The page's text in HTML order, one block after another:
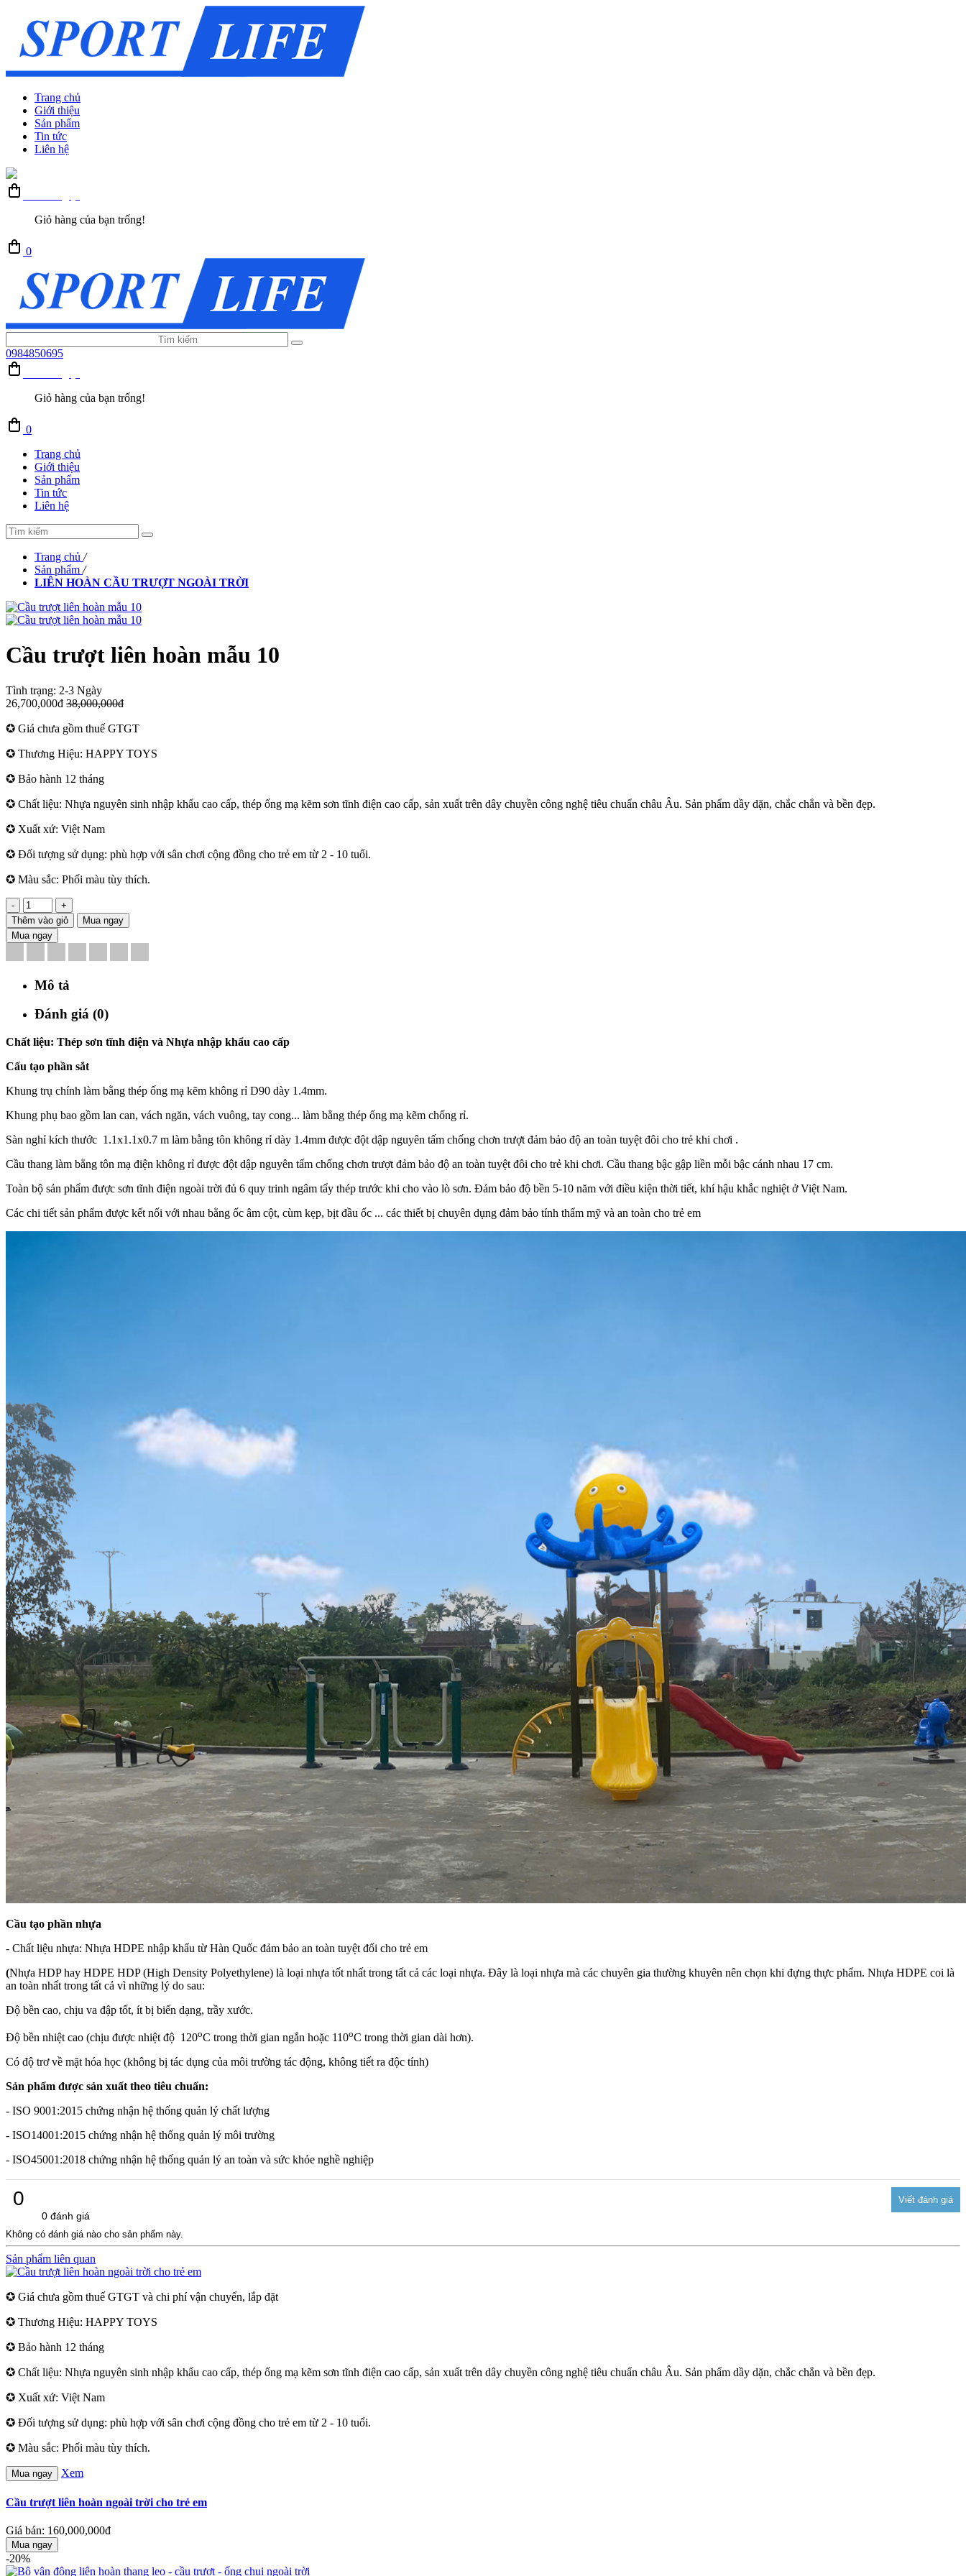
Trang chủ
Giới thiệu
Sản phẩm
Tin tức
Liên hệ
Giỏ hàng của bạn trống!
0
0984850695
Giỏ hàng của bạn trống!
0
Trang chủ
Giới thiệu
Sản phẩm
Tin tức
Liên hệ
Trang chủ /
Sản phẩm /
LIÊN HOÀN CẦU TRƯỢT NGOÀI TRỜI
Cầu trượt liên hoàn mẫu 10
Tình trạng: 2-3 Ngày
26,700,000đ 38,000,000đ
✪ Giá chưa gồm thuế GTGT
✪ Thương Hiệu: HAPPY TOYS
✪ Bảo hành 12 tháng
✪ Chất liệu: Nhựa nguyên sinh nhập khẩu cao cấp, thép ống mạ kẽm sơn tĩnh điện cao cấp, sản xuất trên dây chuyền công nghệ tiêu chuẩn châu Âu. Sản phẩm dầy dặn, chắc chắn và bền đẹp.
✪ Xuất xứ: Việt Nam
✪ Đối tượng sử dụng: phù hợp với sân chơi cộng đồng cho trẻ em từ 2 - 10 tuổi.
✪ Màu sắc: Phối màu tùy thích.
-
+
Thêm vào giỏ
Mua ngay
Mua ngay
Mô tả
Đánh giá (0)
Chất liệu: Thép sơn tĩnh điện và Nhựa nhập khẩu cao cấp
Cấu tạo phần sắt
Khung trụ chính làm bằng thép ống mạ kẽm không rỉ D90 dày 1.4mm.
Khung phụ bao gồm lan can, vách ngăn, vách vuông, tay cong... làm bằng thép ống mạ kẽm chống rỉ.
Sàn nghỉ kích thước 1.1x1.1x0.7 m làm bằng tôn không rỉ dày 1.4mm được đột dập nguyên tấm chống chơn trượt đảm bảo độ an toàn tuyệt đôi cho trẻ khi chơi .
Cầu thang làm bằng tôn mạ điện không rỉ được đột dập nguyên tấm chống chơn trượt đảm bảo độ an toàn tuyệt đôi cho trẻ khi chơi. Cầu thang bậc gập liền mỗi bậc cánh nhau 17 cm.
Toàn bộ sản phẩm được sơn tĩnh điện ngoài trời đủ 6 quy trinh ngâm tẩy thép trước khi cho vào lò sơn. Đảm bảo độ bền 5-10 năm với điều kiện thời tiết, khí hậu khắc nghiệt ở Việt Nam.
Các chi tiết sản phẩm được kết nối với nhau bằng ốc âm cột, cùm kẹp, bịt đầu ốc ... các thiết bị chuyên dụng đảm bảo tính thẩm mỹ và an toàn cho trẻ em
Cầu tạo phần nhựa
- Chất liệu nhựa: Nhựa HDPE nhập khẩu từ Hàn Quốc đảm bảo an toàn tuyệt đối cho trẻ em
(Nhựa HDP hay HDPE HDP (High Density Polyethylene) là loại nhựa tốt nhất trong tất cả các loại nhựa. Đây là loại nhựa mà các chuyên gia thường khuyên nên chọn khi đựng thực phẩm. Nhựa HDPE coi là
an toàn nhất trong tất cả vì những lý do sau:
Độ bền cao, chịu va đập tốt, ít bị biến dạng, trầy xước.
Độ bền nhiệt cao (chịu được nhiệt độ 120oC trong thời gian ngắn hoặc 110oC trong thời gian dài hơn).
Có độ trơ về mặt hóa học (không bị tác dụng của môi trường tác động, không tiết ra độc tính)
Sản phẩm được sản xuất theo tiêu chuẩn:
- ISO 9001:2015 chứng nhận hệ thống quản lý chất lượng
- ISO14001:2015 chứng nhận hệ thống quản lý môi trường
- ISO45001:2018 chứng nhận hệ thống quản lý an toàn và sức khỏe nghề nghiệp
0
0 đánh giá
Không có đánh giá nào cho sản phẩm này.
Sản phẩm liên quan
✪ Giá chưa gồm thuế GTGT và chi phí vận chuyển, lắp đặt
✪ Thương Hiệu: HAPPY TOYS
✪ Bảo hành 12 tháng
✪ Chất liệu: Nhựa nguyên sinh nhập khẩu cao cấp, thép ống mạ kẽm sơn tĩnh điện cao cấp, sản xuất trên dây chuyền công nghệ tiêu chuẩn châu Âu. Sản phẩm dầy dặn, chắc chắn và bền đẹp.
✪ Xuất xứ: Việt Nam
✪ Đối tượng sử dụng: phù hợp với sân chơi cộng đồng cho trẻ em từ 2 - 10 tuổi.
✪ Màu sắc: Phối màu tùy thích.
Mua ngay Xem
Cầu trượt liên hoàn ngoài trời cho trẻ em
Giá bán: 160,000,000đ
Mua ngay
-20%